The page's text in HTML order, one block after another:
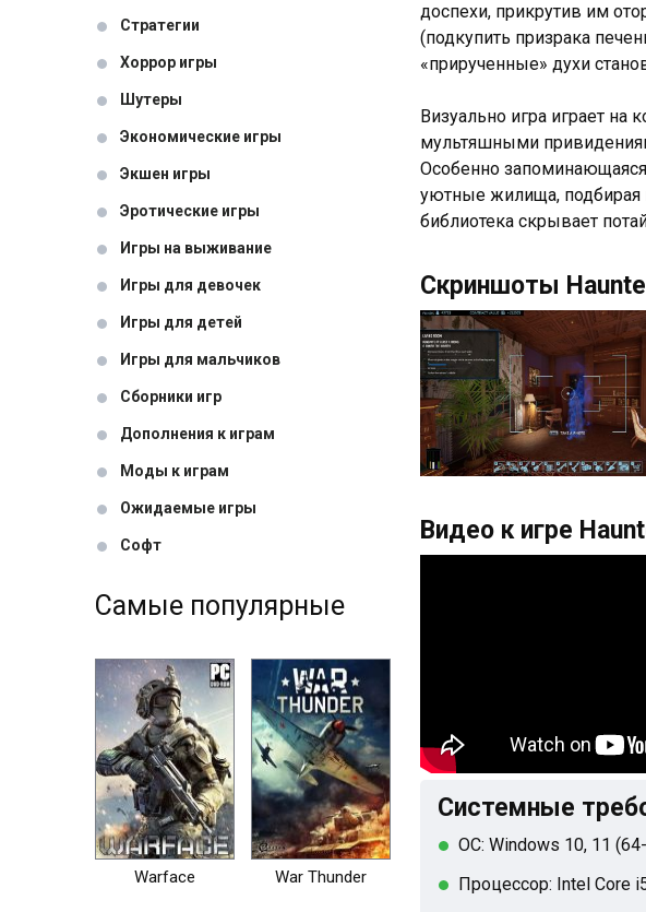
Стратегии
Хоррор игры
Шутеры
Экономические игры
Экшен игры
Эротические игры
Игры на выживание
Игры для девочек
Игры для детей
Игры для мальчиков
Сборники игр
Дополнения к играм
Моды к играм
Ожидаемые игры
Софт
Самые популярные
Warface War Thunder
доспехи, прикрутив им
(подкупить призрака
«прирученные» духи
Визуально игра играет на
мультяшными
Особенно
уютные жилища, подбирая
библиотека скрывает
Скриншоты
Видео к игре
Системные
ОС: Windows 10, 11
Процессор: Intel Core